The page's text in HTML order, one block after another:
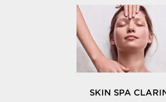
SKIN SPA